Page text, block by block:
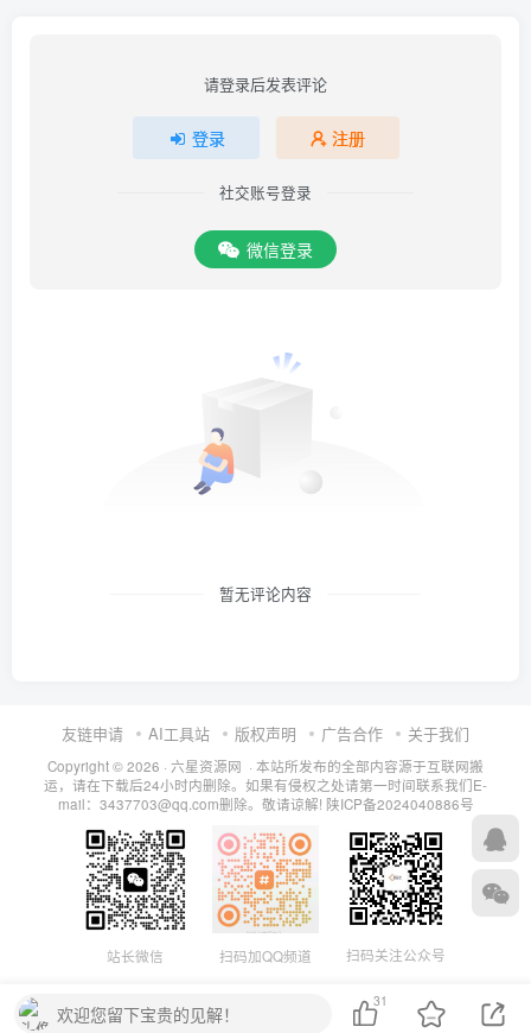
请登录后发表评论
登录 注册
社交账号登录
微信登录
暂无评论内容
友链申请 AI工具站 版权声明 广告合作 关于我们
Copyright © 2026 · 六星资源网 · 本站所发布的全部内容源于互联网搬
运，请在下载后24小时内删除。如果有侵权之处请第一时间联系我们E-
mail：3437703@qq.com删除。敬请谅解! 陕ICP备2024040886号
站长微信 扫码加QQ频道 扫码关注公众号
欢迎您留下宝贵的见解！
31